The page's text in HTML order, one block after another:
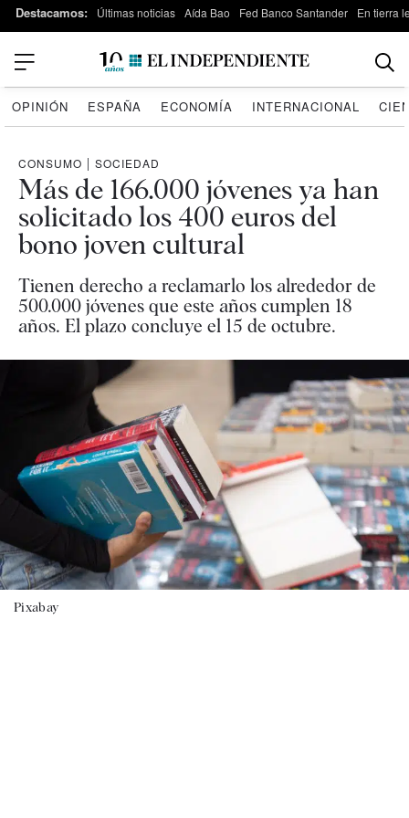
Destacamos: Últimas noticias Aída Bao Fed Banco Santander En tierra
OPINIÓN ESPAÑA ECONOMÍA INTERNACIONAL
CONSUMO | SOCIEDAD
Más de 166.000 jóvenes ya han
solicitado los 400 euros del
bono joven cultural
Tienen derecho a reclamarlo los alrededor de
500.000 jóvenes que este años cumplen 18
años. El plazo concluye el 15 de octubre.
Pixabay